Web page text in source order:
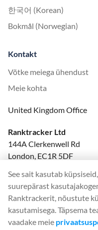
한국어 (Korean)
Bokmål (Norwegian)
Kontakt
Võtke meiega ühendust
Meie kohta
United Kingdom Office
Ranktracker Ltd
144A Clerkenwell Rd
London, EC1R 5DF
felix@ranktracker.com
2015 -2026©
See sait kasutab
suurepärast
Ranktrackerit, nõustute
kasutamisega. Täpsema
vaadake meie